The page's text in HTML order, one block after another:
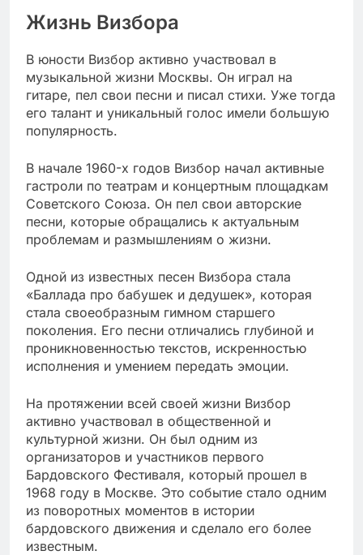
Жизнь Визбора
В юности Визбор активно участвовал в
музыкальной жизни Москвы. Он играл на
гитаре, пел свои песни и писал стихи. Уже тогда
его талант и уникальный голос имели большую
популярность.
В начале 1960-х годов Визбор начал активные
гастроли по театрам и концертным площадкам
Советского Союза. Он пел свои авторские
песни, которые обращались к актуальным
проблемам и размышлениям о жизни.
Одной из известных песен Визбора стала
«Баллада про бабушек и дедушек», которая
стала своеобразным гимном старшего
поколения. Его песни отличались глубиной и
проникновенностью текстов, искренностью
исполнения и умением передать эмоции.
На протяжении всей своей жизни Визбор
активно участвовал в общественной и
культурной жизни. Он был одним из
организаторов и участников первого
Бардовского Фестиваля, который прошел в
1968 году в Москве. Это событие стало одним
из поворотных моментов в истории
бардовского движения и сделало его более
известным.